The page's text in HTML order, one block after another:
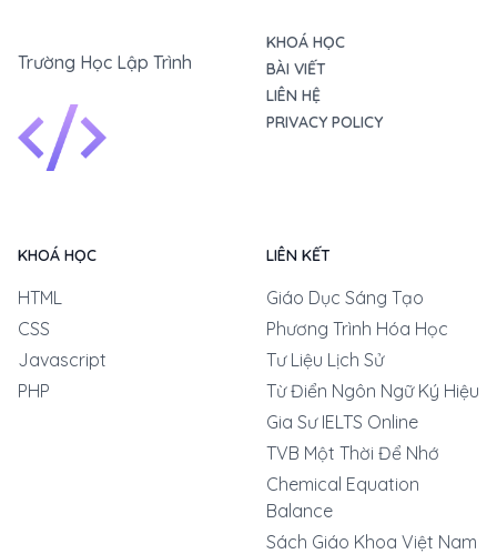
Trường Học Lập Trình
KHOÁ HỌC
BÀI VIẾT
LIÊN HỆ
PRIVACY POLICY
KHOÁ HỌC
HTML
CSS
Javascript
PHP
LIÊN KẾT
Giáo Dục Sáng Tạo
Phương Trình Hóa Học
Tư Liệu Lịch Sử
Từ Điển Ngôn Ngữ Ký Hiệu
Gia Sư IELTS Online
TVB Một Thời Để Nhớ
Chemical Equation
Balance
Sách Giáo Khoa Việt Nam